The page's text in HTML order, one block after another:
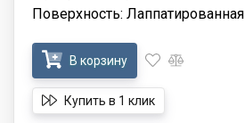
Поверхность: Лаппатированная
В корзину
Купить в 1 клик